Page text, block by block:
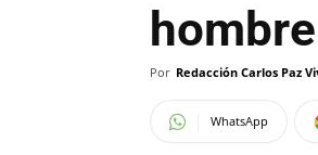
Por Redacción Carlos Paz
WhatsApp